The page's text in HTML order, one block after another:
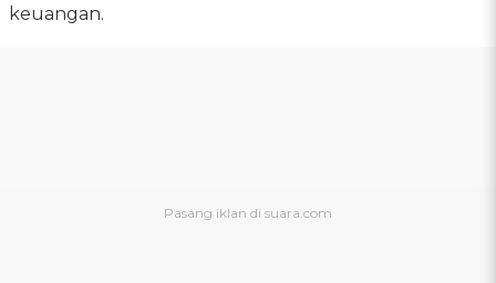
keuangan.